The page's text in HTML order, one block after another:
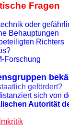
Fragen
oder
Behauptungen
Richters
Forschung
gefördert?
sich von
Autorität